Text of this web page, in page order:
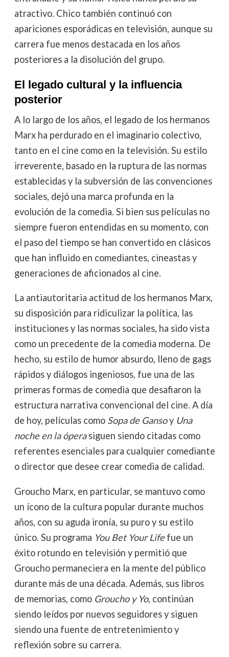
atractivo. Chico también continuó con
apariciones esporádicas en televisión, aunque su
carrera fue menos destacada en los años
posteriores a la disolución del grupo.
El legado cultural y la influencia
posterior
A lo largo de los años, el legado de los hermanos
Marx ha perdurado en el imaginario colectivo,
tanto en el cine como en la televisión. Su estilo
irreverente, basado en la ruptura de las normas
establecidas y la subversión de las convenciones
sociales, dejó una marca profunda en la
evolución de la comedia. Si bien sus películas no
siempre fueron entendidas en su momento, con
el paso del tiempo se han convertido en clásicos
que han influido en comediantes, cineastas y
generaciones de aficionados al cine.
La antiautoritaria actitud de los hermanos Marx,
su disposición para ridiculizar la política, las
instituciones y las normas sociales, ha sido vista
como un precedente de la comedia moderna. De
hecho, su estilo de humor absurdo, lleno de gags
rápidos y diálogos ingeniosos, fue una de las
primeras formas de comedia que desafiaron la
estructura narrativa convencional del cine. A día
de hoy, películas como Sopa de Gansoy Una
noche en la óperasiguen siendo citadas como
referentes esenciales para cualquier comediante
o director que desee crear comedia de calidad.
Groucho Marx, en particular, se mantuvo como
un ícono de la cultura popular durante muchos
años, con su aguda ironía, su puro y su estilo
único. Su programa You Bet Your Lifefue un
éxito rotundo en televisión y permitió que
Groucho permaneciera en la mente del público
durante más de una década. Además, sus libros
de memorias, como Groucho y Yo, continúan
siendo leídos por nuevos seguidores y siguen
siendo una fuente de entretenimiento y
reflexión sobre su carrera.